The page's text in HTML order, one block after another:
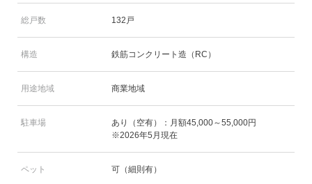
総戸数 132戸
構造 鉄筋コンクリート造（RC）
用途地域 商業地域
駐車場
あり（空有）：月額45,000～55,000円
※2026年5月現在
ペット 可（細則有）